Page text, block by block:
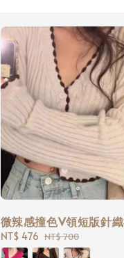
微辣感撞色V領短版針
Sale
price
NT$ 476 Regular
price
NT$ 700